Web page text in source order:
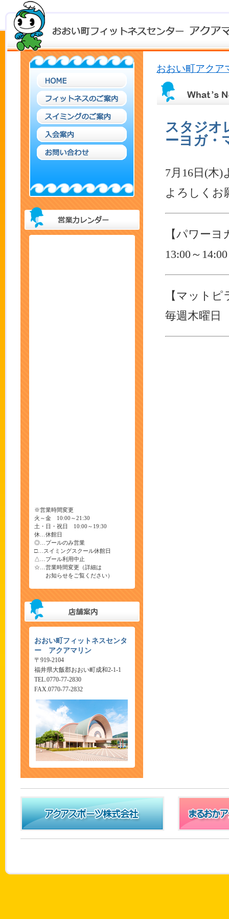
※営業時間変更
火～金 10:00～21:30
土・日・祝日 10:00～19:30
休…休館日
◎…プールのみ営業
□…スイミングスクール休館日
△…プール利用中止
☆…営業時間変更（詳細は
お知らせをご覧ください）
おおい町フィットネスセンタ
ー アクアマリン
〒919-2104
福井県大飯郡おおい町成和2-1-1
TEL.0770-77-2830
FAX.0770-77-2832
おおい町アクア
スタジオ
ーヨガ・
7月16日(木
よろしくお
【パワーヨ
13:00～
【マット
毎週木曜日